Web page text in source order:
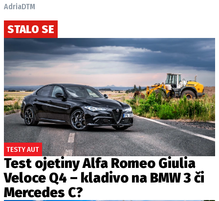
AdriaDTM
STALO SE
TESTY AUT
Test ojetiny Alfa Romeo Giulia
Veloce Q4 – kladivo na BMW 3 či
Mercedes C?